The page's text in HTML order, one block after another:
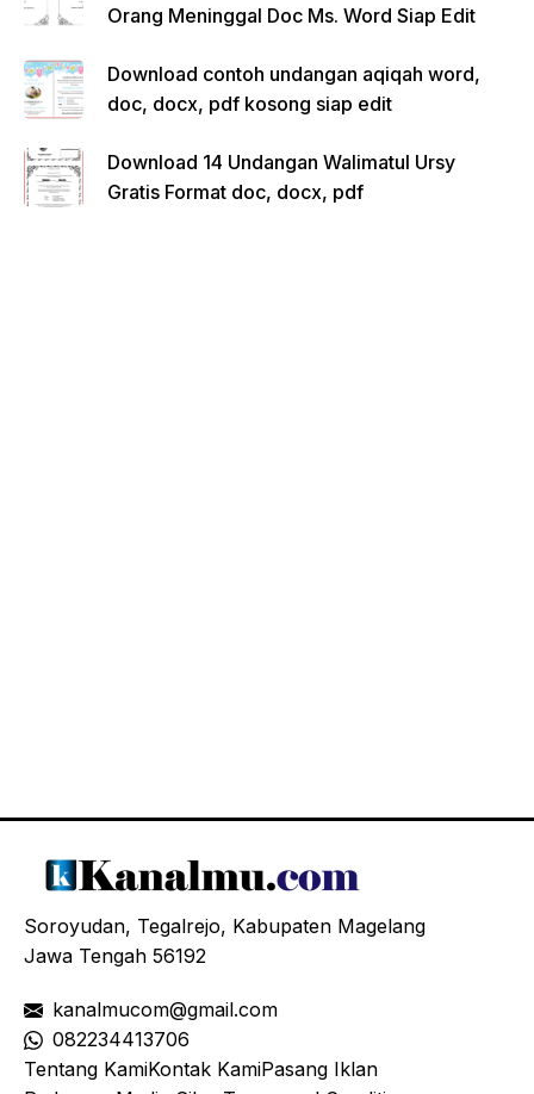
Orang Meninggal Doc Ms. Word Siap Edit
Download contoh undangan aqiqah word,
doc, docx, pdf kosong siap edit
Download 14 Undangan Walimatul Ursy
Gratis Format doc, docx, pdf
Soroyudan, Tegalrejo, Kabupaten Magelang
Jawa Tengah 56192
kanalmucom@gmail.com
082234413706
Tentang KamiKontak KamiPasang Iklan